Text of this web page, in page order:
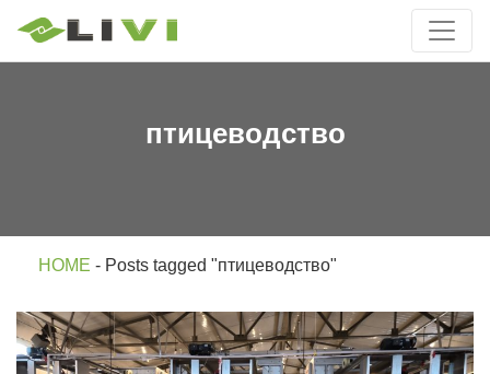
птицеводство
HOME - Posts tagged "птицеводство"